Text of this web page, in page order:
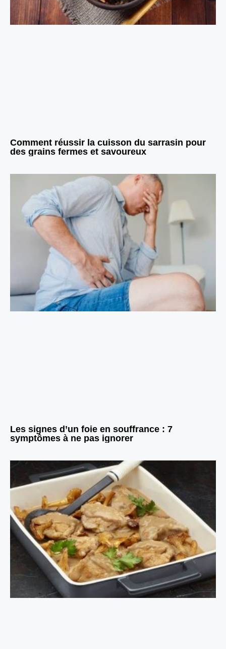
Comment réussir la cuisson du sarrasin pour
des grains fermes et savoureux
Les signes d’un foie en souffrance : 7
symptômes à ne pas ignorer